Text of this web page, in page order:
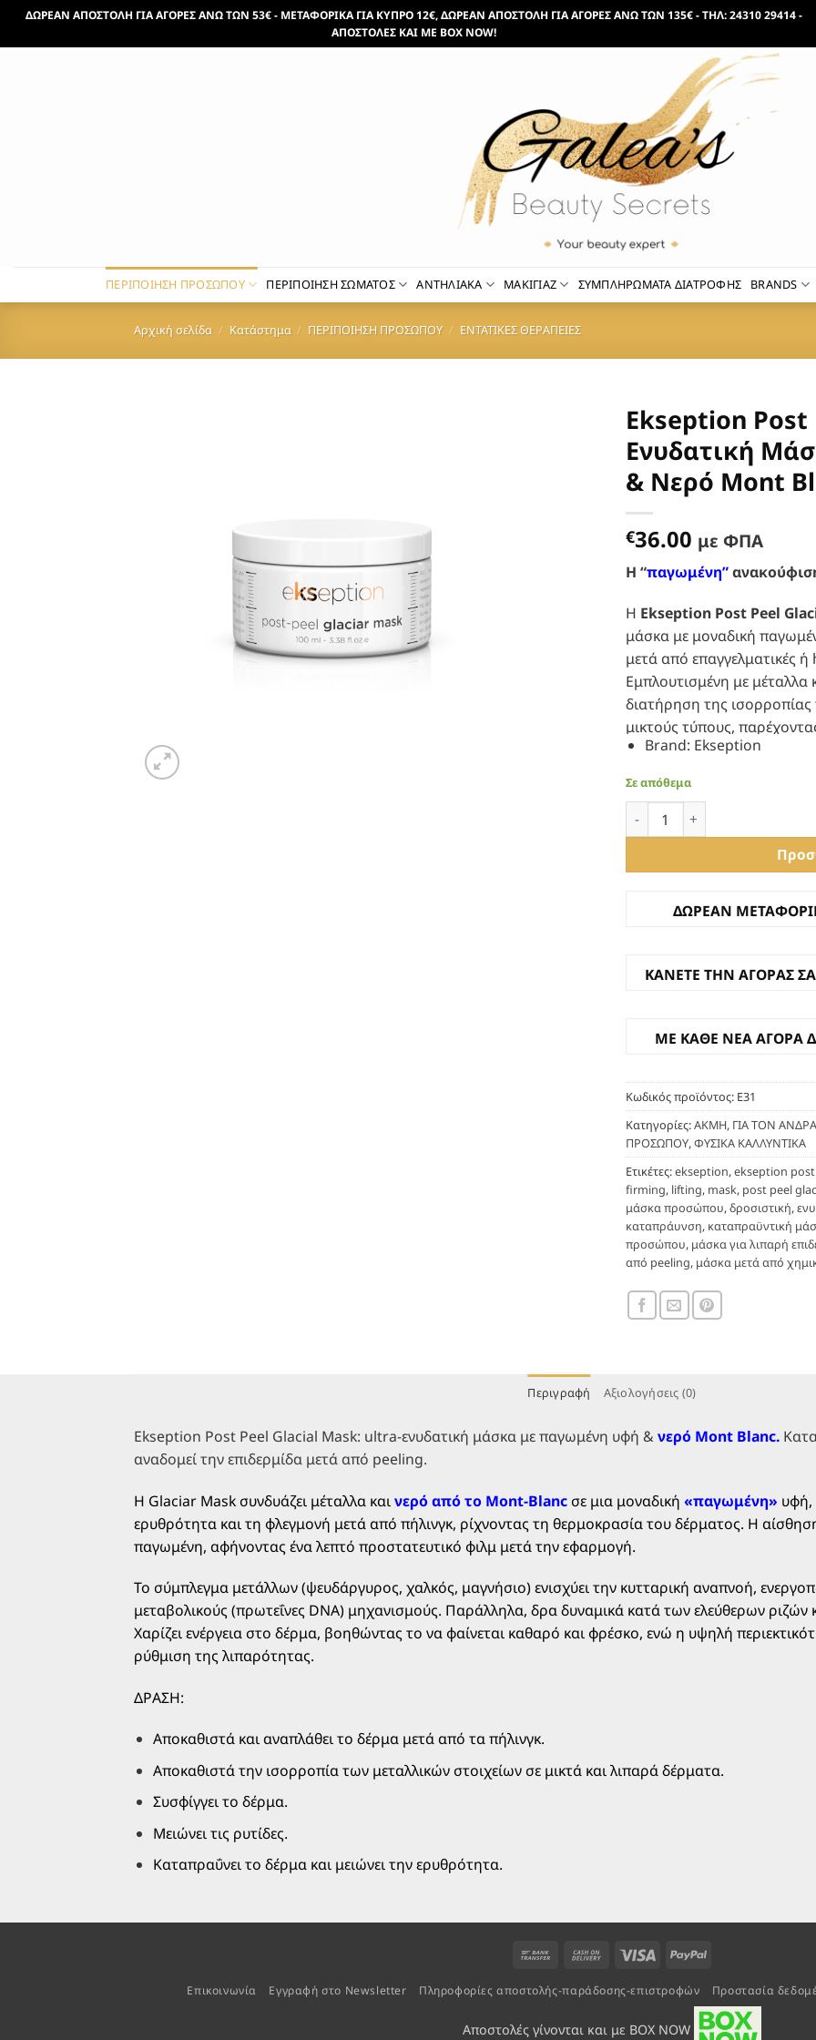
Μετάβαση
ΔΩΡΕΑΝ ΑΠΟΣΤΟΛΗ ΓΙΑ ΑΓΟΡΕΣ ΑΝΩ ΤΩΝ 53€ - ΜΕΤΑΦΟΡΙΚΑ ΓΙΑ ΚΥΠΡΟ 12€, ΔΩΡΕΑΝ ΑΠΟΣΤΟΛΗ ΓΙΑ ΑΓΟΡΕΣ ΑΝΩ ΤΩΝ 135€ - ΤΗΛ: 24310 29414 -
ΑΠΟΣΤΟΛΕΣ ΚΑΙ ΜΕ BOX NOW!
ΠΕΡΙΠΟΙΗΣΗ ΠΡΟΣΩΠΟΥ ΠΕΡΙΠΟΙΗΣΗ ΣΩΜΑΤΟΣ ΑΝΤΗΛΙΑΚΑ ΜΑΚΙΓΙΑΖ ΣΥΜΠΛΗΡΩΜΑΤΑ ΔΙΑΤΡΟΦΗΣ BRANDS
Αρχική σελίδα / Κατάστημα / ΠΕΡΙΠΟΙΗΣΗ ΠΡΟΣΩΠΟΥ / ΕΝΤΑΤΙΚΕΣ ΘΕΡΑΠΕΙΕΣ
Ekseption Post
Ενυδατική
& Νερό Mont
€36.00 με ΦΠΑ
Η “παγωμένη”
Η Ekseption Post Peel
μάσκα με μοναδική
μετά από επαγγελματικές
Εμπλουτισμένη με μέταλλα
διατήρηση της ισορροπίας
μικτούς τύπους,
καταπραϋντικές
σύμπλοκο μετάλλων —
συνεργάζεται για τη
την ενεργοποίηση
Η μοναδική παγωμένη υφή
δροσιάς κατά την
στεγνώνει πιο αργά σε
προέλευσης.
Αποτελέσματα:
Εντατική
καταπράυνση
και μείωση
ερυθρότητας
μετά το
peeling
Έλεγχος
της
της
και ντεκολτέ,
Αφήστε για 10 λεπτά.
Για ακόμα πιο
έντονη
Περιεχόμενο: 100 ml |
Ιδανική συνδυαστικά με το
εναλλαγή θεραπειών ανά
Caviar) για ακόμα
Brand: Ekseption
Σε απόθεμα
ΔΩΡΕΑΝ
ΚΑΝΕΤΕ ΤΗΝ ΑΓΟΡΑΣ
ΜΕ ΚΑΘΕ ΝΕΑ ΑΓΟΡΑ
Κωδικός προϊόντος: Ε31
Κατηγορίες:ΑΚΜΗ, ΓΙΑ ΤΟΝ ΑΝΔΡΑ
ΠΡΟΣΩΠΟΥ,ΦΥΣΙΚΑ ΚΑΛΛΥΝΤΙΚΑ
Ετικέτες:ekseption,ekseption
firming, lifting, mask, post peel
μάσκα προσώπου,δροσιστική,
καταπράυνση, καταπραϋντική
προσώπου, μάσκα για λιπαρή
από peeling, μάσκα μετά από
Περιγραφή Αξιολογήσεις (0)
Ekseption Post Peel Glacial Mask: ultra-ενυδατική μάσκα με παγωμένη υφή &νερό Mont Blanc.
αναδομεί την επιδερμίδα μετά από peeling.
Η Glaciar Mask συνδυάζει μέταλλα καινερό από το Mont-Blanc σε μια μοναδική «παγωμένη» υφή,
ερυθρότητα και τη φλεγμονή μετά από πήλινγκ, ρίχνοντας τη θερμοκρασία του δέρματος. Η
παγωμένη, αφήνοντας ένα λεπτό προστατευτικό φιλμ μετά την εφαρμογή.
Το σύμπλεγμα μετάλλων (ψευδάργυρος, χαλκός, μαγνήσιο) ενισχύει την κυτταρική αναπνοή,
μεταβολικούς (πρωτεΐνες DNA) μηχανισμούς. Παράλληλα, δρα δυναμικά κατά των ελεύθερων ριζών
Χαρίζει ενέργεια στο δέρμα, βοηθώντας το να φαίνεται καθαρό και φρέσκο, ενώ η υψηλή
ρύθμιση της λιπαρότητας.
ΔΡΑΣΗ:
Αποκαθιστά και αναπλάθει το δέρμα μετά από τα πήλινγκ.
Αποκαθιστά την ισορροπία των μεταλλικών στοιχείων σε μικτά και λιπαρά δέρματα.
Συσφίγγει το δέρμα.
Μειώνει τις ρυτίδες.
Καταπραΰνει το δέρμα και μειώνει την ερυθρότητα.
Bank
Cash
Delivery
Visa PayPal
Επικοινωνία Εγγραφή στο Newsletter Πληροφορίες αποστολής-παράδοσης-επιστροφών Προστασία
Αποστολές γίνονται και με BOX NOW